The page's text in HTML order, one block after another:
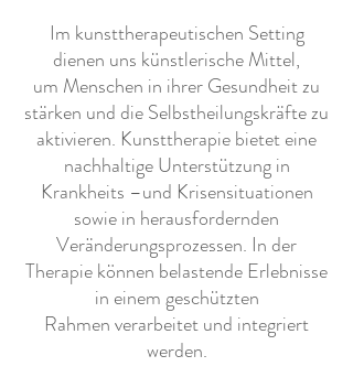
Im kunsttherapeutischen Setting
dienen uns künstlerische Mittel,
um Menschen in ihrer Gesundheit zu
stärken und die Selbstheilungskräfte zu
aktivieren. Kunsttherapie bietet eine
nachhaltige Unterstützungin
Krankheits –und Krisensituationen
sowie in herausfordernden
Veränderungsprozessen. In der
Therapie können belastende Erlebnisse
in einem geschützten
Rahmenverarbeitet und integriert
werden.